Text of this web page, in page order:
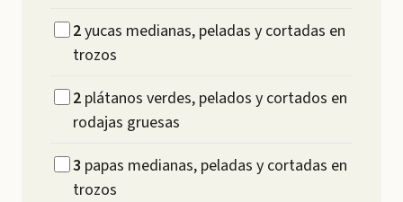
2yucas medianas, peladas y cortadas en
trozos
2 plátanos verdes, pelados y cortados en
rodajas gruesas
3 papas medianas, peladas y cortadas en
trozos